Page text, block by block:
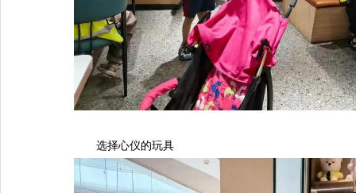
选择心仪的玩具